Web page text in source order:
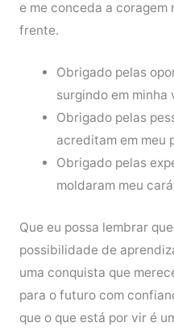
e me conceda a coragem
frente.
Obrigado pelas
surgindo em minha
Obrigado pelas
acreditam em meu
Obrigado pelas
moldaram meu
Que eu possa lembrar
possibilidade de
uma conquista que
para o futuro com
que o que está por vir é